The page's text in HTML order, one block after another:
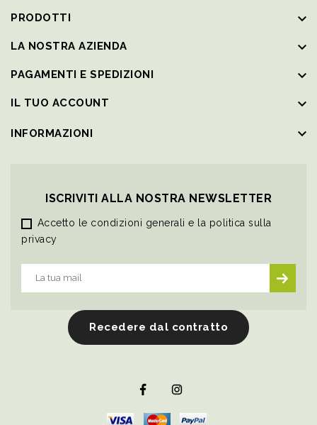
PRODOTTI keyboard_arrow_down
LA NOSTRA AZIENDA keyboard_arrow_down
PAGAMENTI E SPEDIZIONI keyboard_arrow_down
IL TUO ACCOUNT keyboard_arrow_down
INFORMAZIONI keyboard_arrow_down
ISCRIVITI ALLA NOSTRA NEWSLETTER
Accetto le condizioni generali e la politica sulla
privacy
Recedere dal contratto